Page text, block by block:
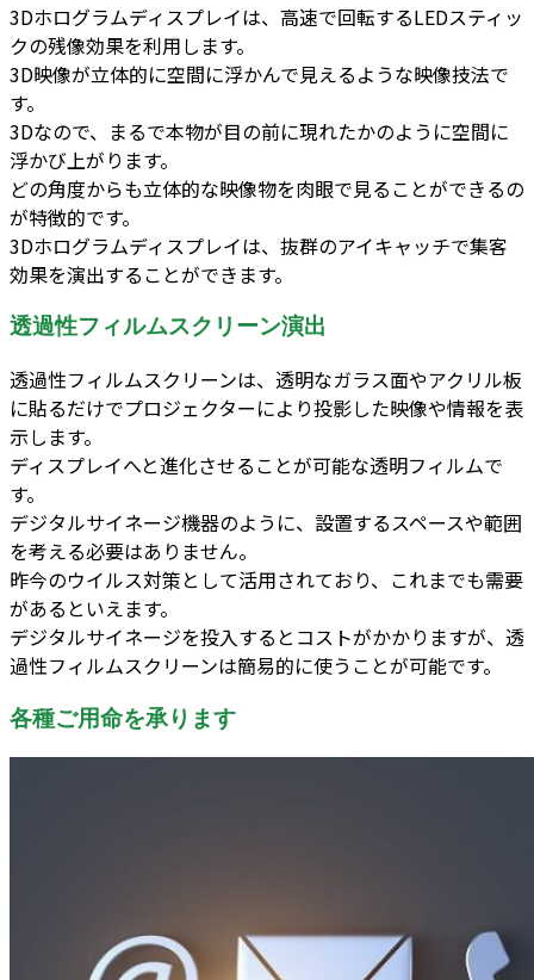
3Dホログラムディスプレイは、高速で回転するLEDスティッ
クの残像効果を利用します。
3D映像が立体的に空間に浮かんで見えるような映像技法で
す。
3Dなので、まるで本物が目の前に現れたかのように空間に
浮かび上がります。
どの角度からも立体的な映像物を肉眼で見ることができるの
が特徴的です。
3Dホログラムディスプレイは、抜群のアイキャッチで集客
効果を演出することができます。
透過性フィルムスクリーン演出
透過性フィルムスクリーンは、透明なガラス面やアクリル板
に貼るだけでプロジェクターにより投影した映像や情報を表
示します。
ディスプレイへと進化させることが可能な透明フィルムで
す。
デジタルサイネージ機器のように、設置するスペースや範囲
を考える必要はありません。
昨今のウイルス対策として活用されており、これまでも需要
があるといえます。
デジタルサイネージを投入するとコストがかかりますが、透
過性フィルムスクリーンは簡易的に使うことが可能です。
各種ご用命を承ります